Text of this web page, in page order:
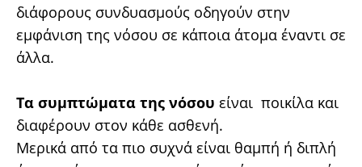
διάφορους συνδυασμούς οδηγούν στην
εμφάνιση της νόσου σε κάποια άτομα έναντι σε
άλλα.
Τα συμπτώματα της νόσου είναι ποικίλα και
διαφέρουν στον κάθε ασθενή.
Μερικά από τα πιο συχνά είναι θαμπή ή διπλή